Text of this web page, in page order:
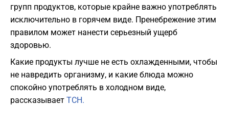
групп продуктов, которые крайне важно употреблять
исключительно в горячем виде. Пренебрежение этим
правилом может нанести серьезный ущерб
здоровью.
Какие продукты лучше не есть охлажденными, чтобы
не навредить организму, и какие блюда можно
спокойно употреблять в холодном виде,
рассказывает ТСН.